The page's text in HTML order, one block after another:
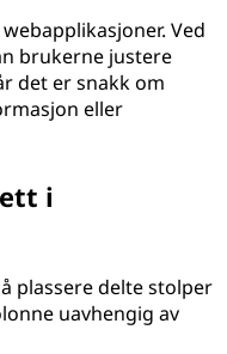
Ved
brukerne justere
det er snakk om
eller
i
plassere delte stolper
uavhengig av